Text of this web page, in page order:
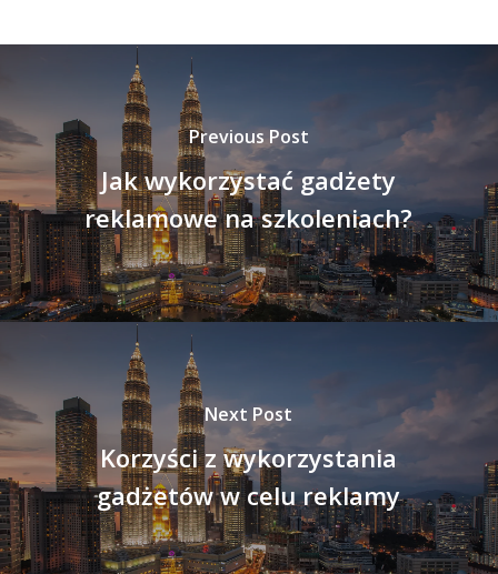
Previous Post
Jak wykorzystać gadżety
reklamowe na szkoleniach?
Next Post
Korzyści z wykorzystania
gadżetów w celu reklamy